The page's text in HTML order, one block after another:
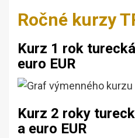
Ročné kurzy
Kurz 1 rok
euro EUR
Kurz 2 roky
a euro EUR